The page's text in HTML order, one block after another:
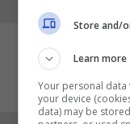
Store and/
Learn more
Your personal
your device
data) may be